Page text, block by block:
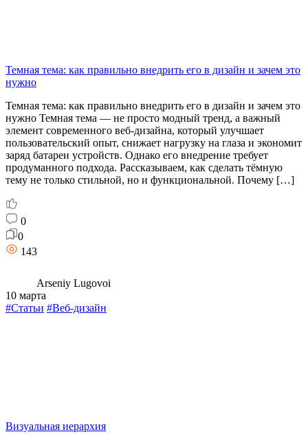
Темная тема: как правильно внедрить его в дизайн и зачем это
нужно
Темная тема: как правильно внедрить его в дизайн и зачем это
нужно Темная тема — не просто модный тренд, а важный
элемент современного веб-дизайна, который улучшает
пользовательский опыт, снижает нагрузку на глаза и экономит
заряд батареи устройств. Однако его внедрение требует
продуманного подхода. Рассказываем, как сделать тёмную
тему не только стильной, но и функциональной. Почему […]
0
0
143
Arseniy Lugovoi
10 марта
#Статьи #Веб-дизайн
Визуальная иерархия